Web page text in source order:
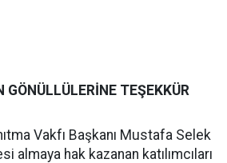
GÖNÜLLÜLERİNE TEŞEKKÜR
Vakfı Başkanı Mustafa Selek
almaya hak kazanan katılımcıları